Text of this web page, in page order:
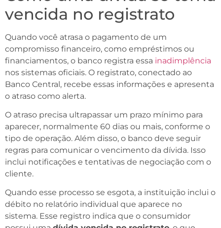
vencida no registrato
Quando você atrasa o pagamento de um
compromisso financeiro, como empréstimos ou
financiamentos, o banco registra essa inadimplência
nos sistemas oficiais. O registrato, conectado ao
Banco Central, recebe essas informações e apresenta
o atraso como alerta.
O atraso precisa ultrapassar um prazo mínimo para
aparecer, normalmente 60 dias ou mais, conforme o
tipo de operação. Além disso, o banco deve seguir
regras para comunicar o vencimento da dívida. Isso
inclui notificações e tentativas de negociação com o
cliente.
Quando esse processo se esgota, a instituição inclui o
débito no relatório individual que aparece no
sistema. Esse registro indica que o consumidor